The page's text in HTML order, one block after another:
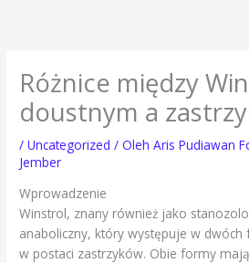
Różnice między
doustnym a
/Uncategorized / OlehAris Pudiawan
Jember
Wprowadzenie
Winstrol, znany również jako
anaboliczny, który występuje w
w postaci zastrzyków. Obie formy